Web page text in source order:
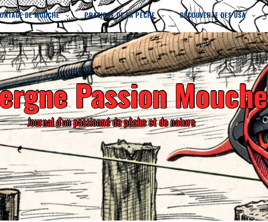
DE MOUCHE PRATIQUE DE LA PÊCHE DÉCOUVERTE DES USA
Passion Mouche
Journal d'un passionné de pêche et de nature